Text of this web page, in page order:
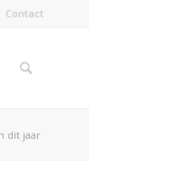
Contact
dit jaar